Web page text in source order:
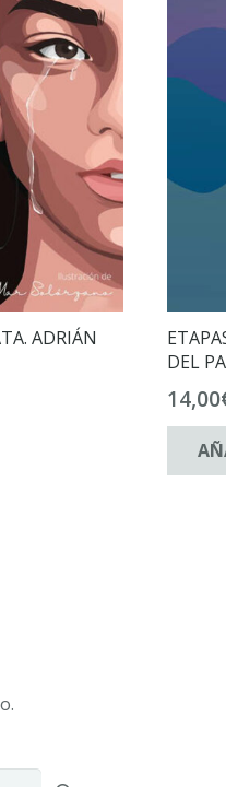
ADRIÁN
DEL
14,00